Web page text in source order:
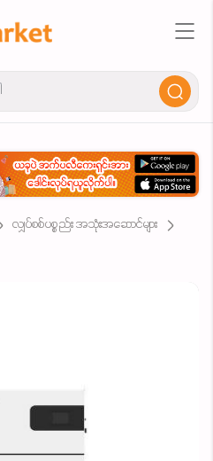
လျှပ်စစ်ပစ္စည်း အသုံးအဆောင်များ